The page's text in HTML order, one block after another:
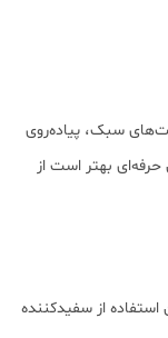
سبک، پیاده‌روی
بهتر است از
از سفیدکننده